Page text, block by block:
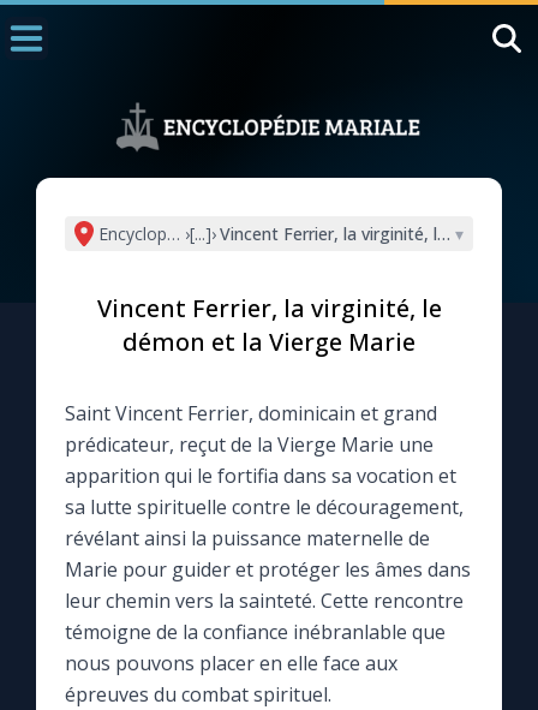
L'actualité de la semaine
La newsletter
La vidéo de la semaine
Le compte Tiktok
Le magazine
Encyclopédie mariale
›[...]›Vincent Ferrier, la virginité, le démon et
▾
Vincent Ferrier, la virginité, le
démon et la Vierge Marie
Saint Vincent Ferrier, dominicain et grand
prédicateur, reçut de la Vierge Marie une
apparition qui le fortifia dans sa vocation et
sa lutte spirituelle contre le découragement,
révélant ainsi la puissance maternelle de
Marie pour guider et protéger les âmes dans
leur chemin vers la sainteté. Cette rencontre
témoigne de la confiance inébranlable que
nous pouvons placer en elle face aux
épreuves du combat spirituel.